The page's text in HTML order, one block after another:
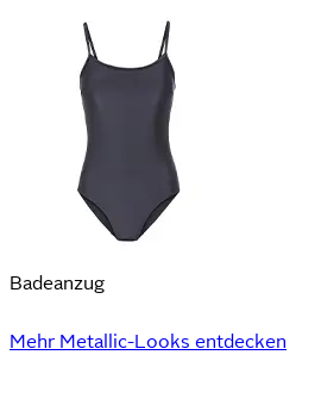
Badeanzug
Mehr Metallic-Looks entdecken